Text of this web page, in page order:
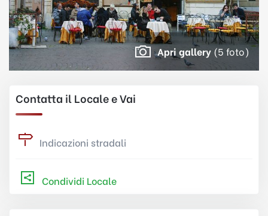
Apri gallery (5 foto)
Contatta il Locale e Vai
Indicazioni stradali
Condividi Locale